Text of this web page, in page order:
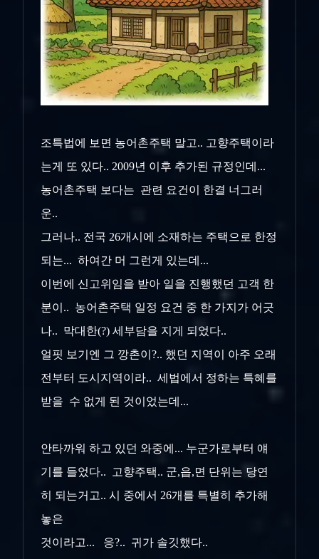
조특법에 보면 농어촌주택 말고.. 고향주택이라
는게 또 있다.. 2009년 이후 추가된 규정인데...
농어촌주택 보다는 관련 요건이 한결 너그러
운..
그러나.. 전국 26개시에 소재하는 주택으로 한정
되는... 하여간 머 그런게 있는데...
이번에 신고위임을 받아 일을 진행했던 고객 한
분이.. 농어촌주택 일정 요건 중 한 가지가 어긋
나.. 막대한(?) 세부담을 지게 되었다..
얼핏 보기엔 그 깡촌이?.. 했던 지역이 아주 오래
전부터 도시지역이라.. 세법에서 정하는 특혜를
받을 수 없게 된 것이었는데...
안타까워 하고 있던 와중에... 누군가로부터 얘
기를 들었다.. 고향주택.. 군,읍,면 단위는 당연
히 되는거고.. 시 중에서 26개를 특별히 추가해
놓은
것이라고... 응?.. 귀가 솔깃했다..